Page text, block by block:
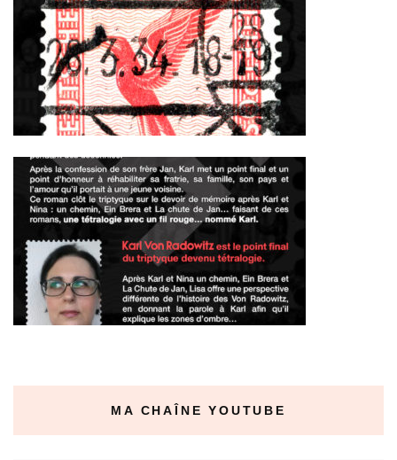
MA CHAÎNE YOUTUBE